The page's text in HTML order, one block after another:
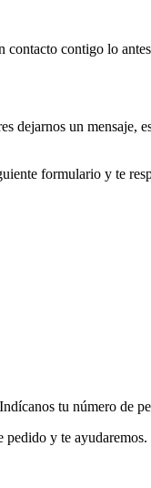
contacto contigo lo
dejarnos un
formulario y te
tu número de
pedido y te ayudaremos.